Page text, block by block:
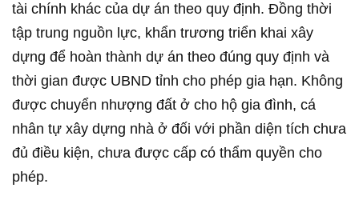
tài chính khác của dự án theo quy định. Đồng thời
tập trung nguồn lực, khẩn trương triển khai xây
dựng để hoàn thành dự án theo đúng quy định và
thời gian được UBND tỉnh cho phép gia hạn. Không
được chuyển nhượng đất ở cho hộ gia đình, cá
nhân tự xây dựng nhà ở đối với phần diện tích chưa
đủ điều kiện, chưa được cấp có thẩm quyền cho
phép.